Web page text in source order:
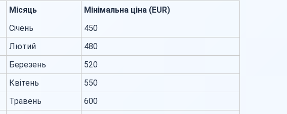
Місяць
Мінімальна ціна (EUR)
Січень
450
Лютий
480
Березень
520
Квітень
550
Травень
600